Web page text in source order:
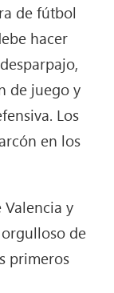
de fútbol
hacer
de juego y
Los
en los
Valencia y
de
primeros